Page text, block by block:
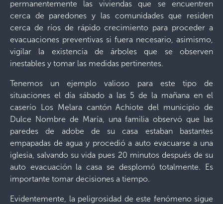
permanentemente las viviendas que se encuentren
cerca de paredones y las comunidades que residen
cerca de ríos de rápido crecimiento para proceder a
evacuaciones preventivas si fuera necesario, asimismo,
vigilar la existencia de árboles que se observen
inestables y tomar las medidas pertinentes.
Tenemos un ejemplo valioso para este tipo de
situaciones el día sábado a las 5 de la mañana en el
caserío Los Melara cantón Achiote del municipio de
Dulce Nombre de María, una familia observó que las
paredes de adobe de su casa estaban bastantes
empapadas de agua y procedió a auto evacuarse a una
iglesia, salvando su vida pues 20 minutos después de su
auto evacuación la casa se desplomó totalmente. Es
importante tomar decisiones a tiempo.
Evidentemente, la peligrosidad de este fenómeno sigue